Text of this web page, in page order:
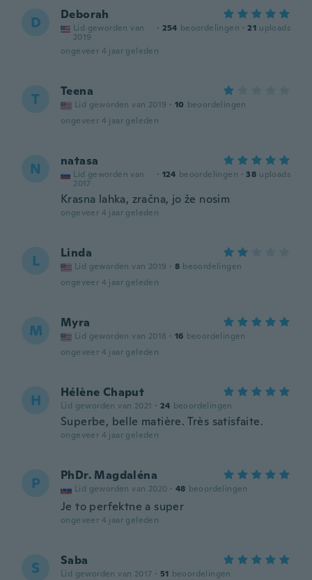
D Deborah
Lid geworden van
2019
· 254 beoordelingen · 21 uploads
ongeveer 4 jaar geleden
T Teena
Lid geworden van 2019 · 10 beoordelingen
ongeveer 4 jaar geleden
N natasa
Lid geworden van
2017
· 124 beoordelingen · 38 uploads
Krasna lahka, zračna, jo že nosim
ongeveer 4 jaar geleden
L Linda
Lid geworden van 2019 · 8 beoordelingen
ongeveer 4 jaar geleden
M Myra
Lid geworden van 2018 · 16 beoordelingen
ongeveer 4 jaar geleden
H Hélène Chaput
Lid geworden van 2021 · 24 beoordelingen
Superbe, belle matière. Très satisfaite.
ongeveer 4 jaar geleden
P PhDr. Magdaléna
Lid geworden van 2020 · 48 beoordelingen
Je to perfektne a super
ongeveer 4 jaar geleden
S Saba
Lid geworden van 2017 · 51 beoordelingen